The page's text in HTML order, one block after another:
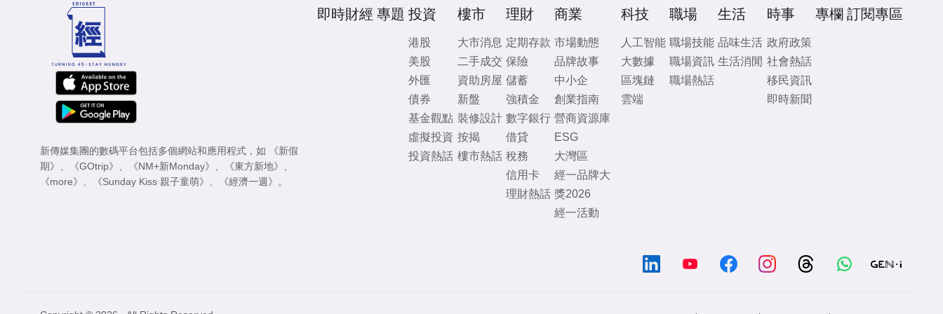
新傳媒集團的數碼平台包括多個網站和應用程式，如
《新假
期》
《GOtrip》 《NM+新Monday》 《東方新地》
《more》
《Sunday Kiss 親子童萌》 《經濟一週》 。
即時財經 專題 投資
港股
美股
外匯
債券
基金觀點
虛擬投資
投資熱話
樓市
大市消息
二手成交
資助房屋
新盤
裝修設計
按揭
樓市熱話
理財
定期存款
保險
儲蓄
強積金
數字銀行
借貸
稅務
信用卡
理財熱話
商業
市場動態
品牌故事
中小企
創業指南
營商資源庫
ESG
大灣區
經一品牌大
獎2026
經一活動
科技
人工智能
大數據
區塊鏈
雲端
職場
職場技能
職場資訊
職場熱話
生活
品味生活
生活消閒
時事
政府政策
社會熱話
移民資訊
即時新聞
專欄 訂閱專區